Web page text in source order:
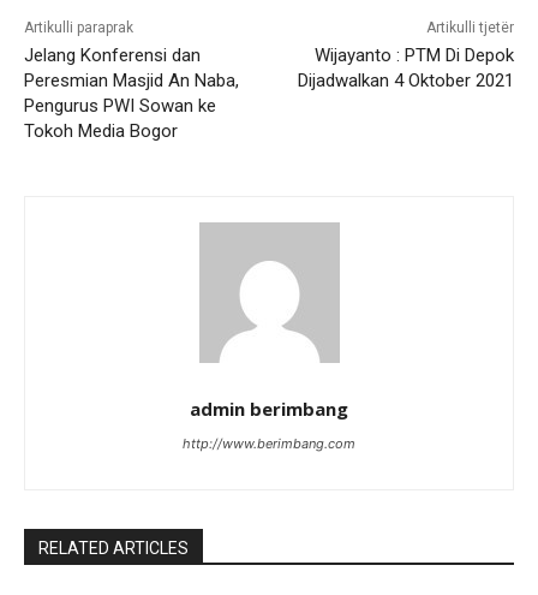
Artikulli paraprak
Jelang Konferensi dan
Peresmian Masjid An Naba,
Pengurus PWI Sowan ke
Tokoh Media Bogor
Artikulli tjetër
Wijayanto : PTM Di Depok
Dijadwalkan 4 Oktober 2021
admin berimbang
http://www.berimbang.com
RELATED ARTICLES